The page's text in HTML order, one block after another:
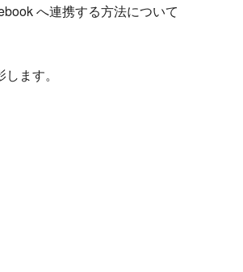
へ連携する方法について
ます。